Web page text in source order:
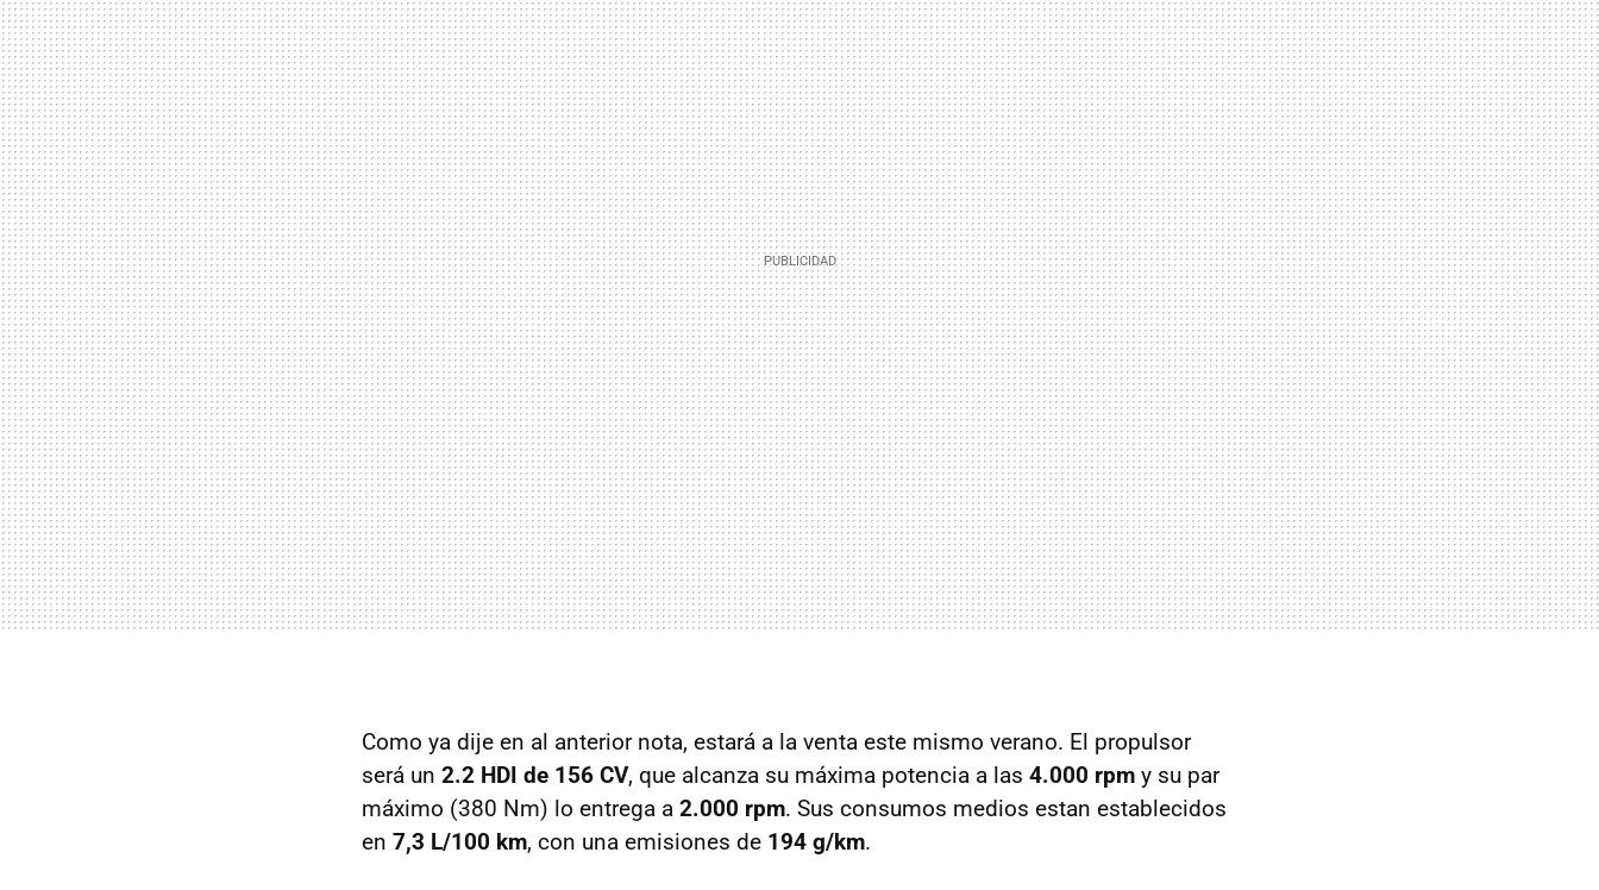
Como ya dije en al anterior nota, estará a la venta este mismo verano. El propulsor
será un 2.2 HDI de 156 CV, que alcanza su máxima potencia a las 4.000 rpm y su par
máximo (380 Nm) lo entrega a 2.000 rpm. Sus consumos medios estan establecidos
en 7,3 L/100 km, con una emisiones de 194 g/km.